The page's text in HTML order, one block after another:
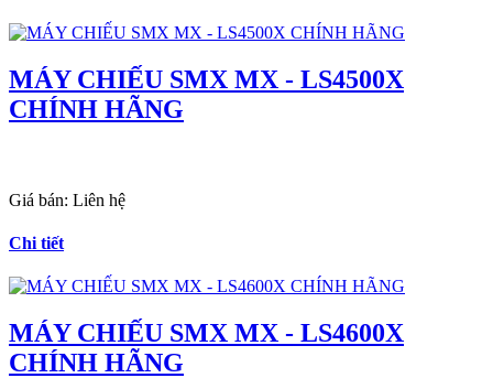
MÁY CHIẾU SMX MX - LS4500X
CHÍNH HÃNG
Giá bán: Liên hệ
Chi tiết
MÁY CHIẾU SMX MX - LS4600X
CHÍNH HÃNG